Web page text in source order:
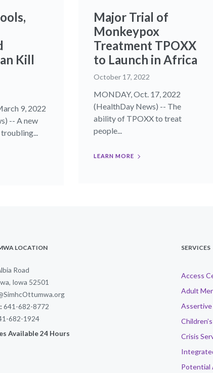
Kill
9, 2022
-- A new
Major Trial of
Monkeypox
Treatment TPOXX
to Launch in Africa
October 17, 2022
MONDAY, Oct. 17, 2022
(HealthDay News) -- The
ability of TPOXX to treat
people...
LEARN MORE
LOCATION
Road
Iowa 52501
641-682-8772
682-1924
Available 24 Hours
SERVICES
Access
Adult
Assertive
Crisis
Potential